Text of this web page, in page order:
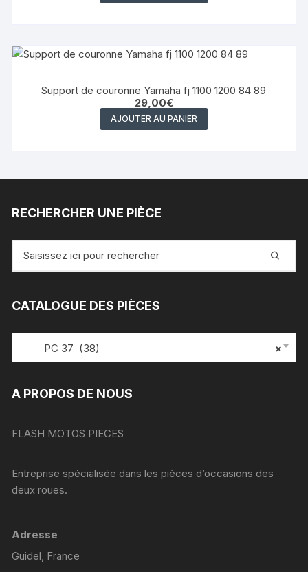
Support de couronne Yamaha fj 1100 1200 84 89
29,00€
AJOUTER AU PANIER
RECHERCHER UNE PIÈCE
pour
CATALOGUE DES PIÈCES
×
PC 37 (38)
A PROPOS DE NOUS
FLASH MOTOS PIECES
Entreprise spécialisée dans les pièces d’occasions des
deux roues.
Adresse
Guidel, France